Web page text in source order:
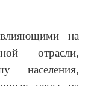
на
отрасли,